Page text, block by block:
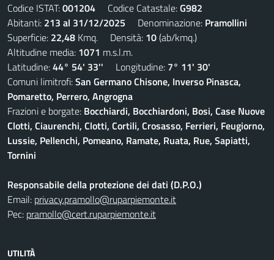
Codice ISTAT:001204 Codice Catastale:G982
Abitanti: 213 al 31/12/2025 Denominazione: Pramollini
Superficie: 22,48 Kmq. Densità: 10(ab/kmq.)
Altitudine media: 1071 m.s.l.m.
Latitudine:44° 54' 33'' Longitudine: 7° 11' 30'
Comuni limitrofi:San Germano Chisone, Inverso Pinasca,
Pomaretto, Perrero, Angrogna
Frazioni e borgate: Bocchiardi, Bocchiardoni, Bosi, Case Nuove
Clotti, Ciaurenchi, Clotti, Cortili, Crosasso, Ferrieri, Feugiorno,
Lussie, Pellenchi, Pomeano, Ramate, Ruata, Rue, Sapiatti,
Tornini
Responsabile della protezione dei dati (D.P.O.)
Email: privacy.pramollo@ruparpiemonte.it
Pec: pramollo@cert.ruparpiemonte.it
UTILITÀ